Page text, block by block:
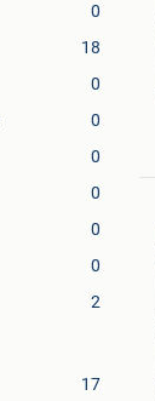
0
18
0
0
0
0
0
0
2
17